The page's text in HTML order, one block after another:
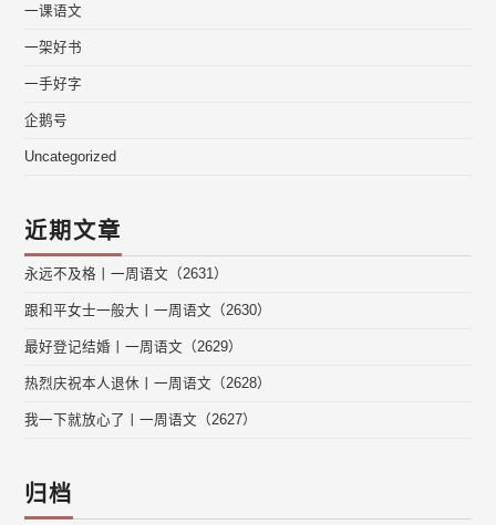
一课语文
一架好书
一手好字
企鹅号
Uncategorized
近期文章
永远不及格丨一周语文（2631）
跟和平女士一般大丨一周语文（2630）
最好登记结婚丨一周语文（2629）
热烈庆祝本人退休丨一周语文（2628）
我一下就放心了丨一周语文（2627）
归档